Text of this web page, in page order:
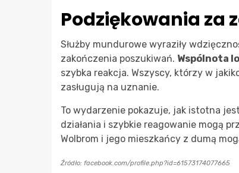
Podziękowania za
Służby mundurowe wyraziły
zakończenia poszukiwań. Wspólnota
szybka reakcja. Wszyscy, którzy w
zasługują na uznanie.
To wydarzenie pokazuje, jak istotna
działania i szybkie reagowanie mogą
Wolbrom i jego mieszkańcy z dumą
Źródło: facebook.com/profile.php?id=61573174077665